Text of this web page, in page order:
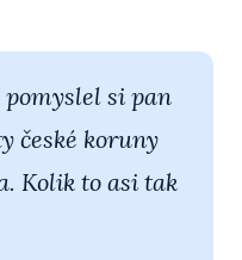
pomyslel si pan
české koruny
Kolik to asi tak